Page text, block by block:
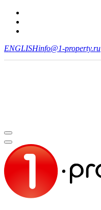
ENGLISHinfo@1-property.ru